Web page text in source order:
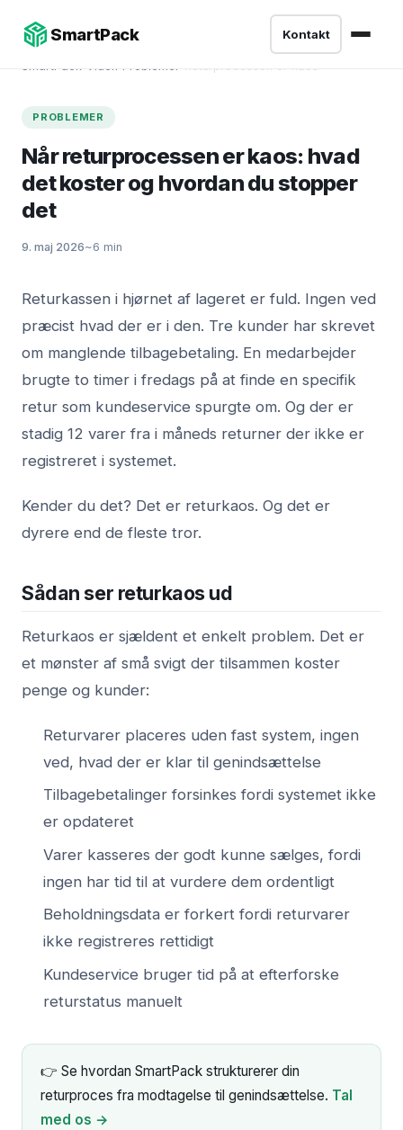
SmartPack Kontakt
SmartPack Viden Problemer Returprocessen er kaos
PROBLEMER
Når returprocessen er kaos: hvad
det koster og hvordan du stopper
det
9. maj 2026~6 min
Returkassen i hjørnet af lageret er fuld. Ingen ved
præcist hvad der er i den. Tre kunder har skrevet
om manglende tilbagebetaling. En medarbejder
brugte to timer i fredags på at finde en specifik
retur som kundeservice spurgte om. Og der er
stadig 12 varer fra i måneds returner der ikke er
registreret i systemet.
Kender du det? Det er returkaos. Og det er
dyrere end de fleste tror.
Sådan ser returkaos ud
Returkaos er sjældent et enkelt problem. Det er
et mønster af små svigt der tilsammen koster
penge og kunder:
Returvarer placeres uden fast system, ingen
ved, hvad der er klar til genindsættelse
Tilbagebetalinger forsinkes fordi systemet ikke
er opdateret
Varer kasseres der godt kunne sælges, fordi
ingen har tid til at vurdere dem ordentligt
Beholdningsdata er forkert fordi returvarer
ikke registreres rettidigt
Kundeservice bruger tid på at efterforske
returstatus manuelt
👉 Se hvordan SmartPack strukturerer din
returproces fra modtagelse til genindsættelse. Tal
med os →